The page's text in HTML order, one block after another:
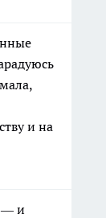
и на
— и